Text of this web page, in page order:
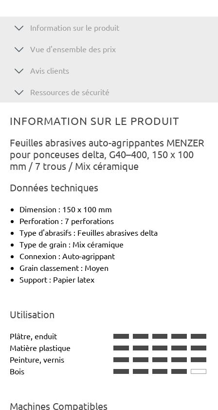
Information sur le produit
Vue d'ensemble des prix
Avis clients
Ressources de sécurité
INFORMATION SUR LE PRODUIT
Feuilles abrasives auto-agrippantes MENZER
pour ponceuses delta, G40–400, 150 x 100
mm / 7 trous / Mix céramique
Données techniques
Dimension : 150 x 100 mm
Perforation : 7 perforations
Type d'abrasifs : Feuilles abrasives delta
Type de grain : Mix céramique
Connexion : Auto-agrippant
Grain classement : Moyen
Support : Papier latex
Utilisation
Plâtre, enduit
Matière plastique
Peinture, vernis
Bois
Machines Compatibles